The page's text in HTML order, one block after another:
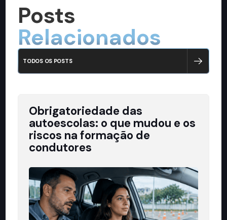
Posts
Relacionados
TODOS OS POSTS
Obrigatoriedade das
autoescolas: o que mudou e os
riscos na formação de
condutores